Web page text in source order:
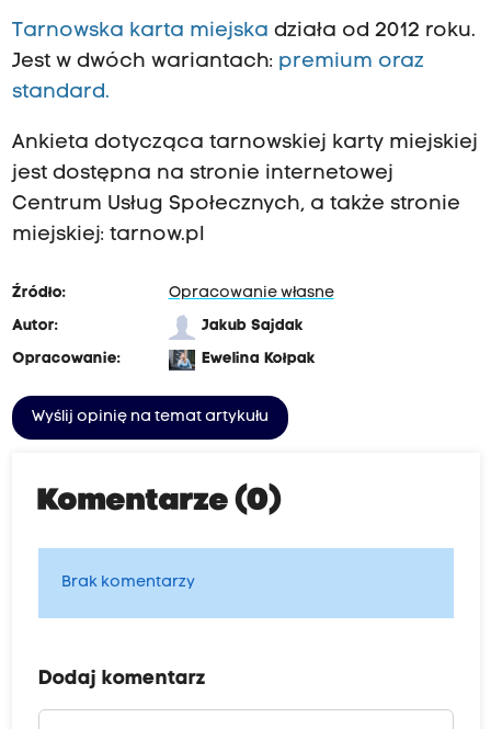
Tarnowska karta miejska działa od 2012 roku.
Jest w dwóch wariantach: premium oraz
standard.
Ankieta dotycząca tarnowskiej karty miejskiej
jest dostępna na stronie internetowej
Centrum Usług Społecznych, a także stronie
miejskiej: tarnow.pl
Źródło:
Opracowanie własne
Autor:
Jakub Sajdak
Opracowanie:
Ewelina Kołpak
Wyślij opinię na temat artykułu
Komentarze (0)
Brak komentarzy
Dodaj komentarz